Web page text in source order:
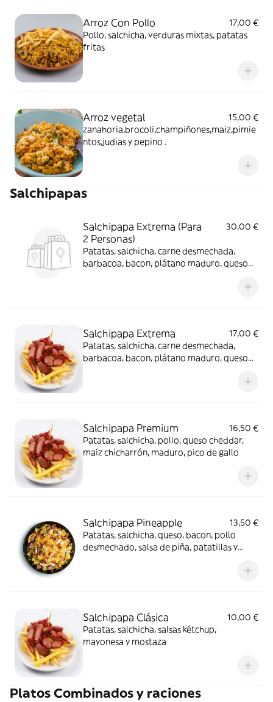
Arroz Con Pollo
17,00 €
Pollo, salchicha, verduras mixtas, patatas
fritas
Arroz vegetal
15,00 €
zanahoria,brocoli,champiñones,maiz,pimie
ntos,judias y pepino .
Salchipapas
Salchipapa Extrema (Para
2 Personas)
30,00 €
Patatas, salchicha, carne desmechada,
barbacoa, bacon, plátano maduro, queso
Salchipapa Extrema
17,00 €
Patatas, salchicha, carne desmechada,
barbacoa, bacon, plátano maduro, queso
Salchipapa Premium
16,50 €
Patatas, salchicha, pollo, queso cheddar,
maíz chicharrón, maduro, pico de gallo
Salchipapa Pineapple
13,50 €
Patatas, salchicha, queso, bacon, pollo
desmechado, salsa de piña, patatillas y
Salchipapa Clásica
10,00 €
Patatas, salchicha, salsas kétchup,
mayonesa y mostaza
Platos Combinados y raciones